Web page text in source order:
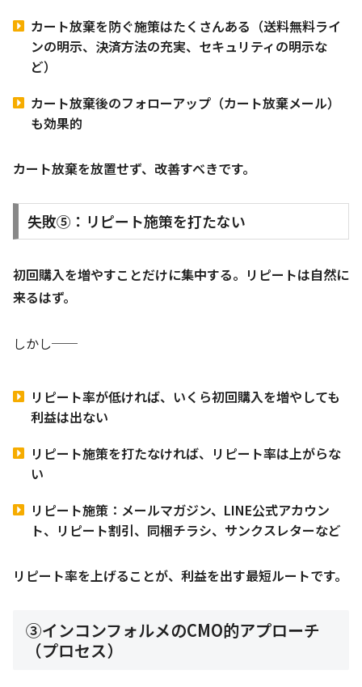
カート放棄を防ぐ施策はたくさんある（送料無料ライ
ンの明示、決済方法の充実、セキュリティの明示な
ど）
カート放棄後のフォローアップ（カート放棄メール）
も効果的
カート放棄を放置せず、改善すべきです。
失敗⑤：リピート施策を打たない
初回購入を増やすことだけに集中する。リピートは自然に
来るはず。
しかし──
リピート率が低ければ、いくら初回購入を増やしても
利益は出ない
リピート施策を打たなければ、リピート率は上がらな
い
リピート施策：メールマガジン、LINE公式アカウン
ト、リピート割引、同梱チラシ、サンクスレターなど
リピート率を上げることが、利益を出す最短ルートです。
③インコンフォルメのCMO的アプローチ
（プロセス）